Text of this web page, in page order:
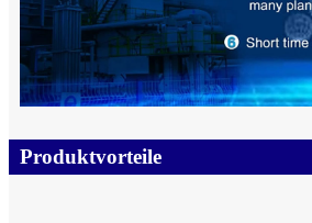
Produktvorteile